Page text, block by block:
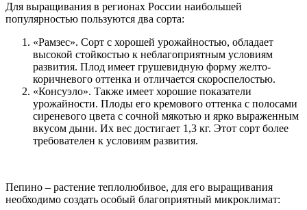
Для выращивания в регионах России наибольшей
популярностью пользуются два сорта:
«Рамзес». Сорт с хорошей урожайностью, обладает
высокой стойкостью к неблагоприятным условиям
развития. Плод имеет грушевидную форму желто-
коричневого оттенка и отличается скороспелостью.
«Консуэло». Также имеет хорошие показатели
урожайности. Плоды его кремового оттенка с полосами
сиреневого цвета с сочной мякотью и ярко выраженным
вкусом дыни. Их вес достигает 1,3 кг. Этот сорт более
требователен к условиям развития.
Пепино – растение теплолюбивое, для его выращивания
необходимо создать особый благоприятный микроклимат: